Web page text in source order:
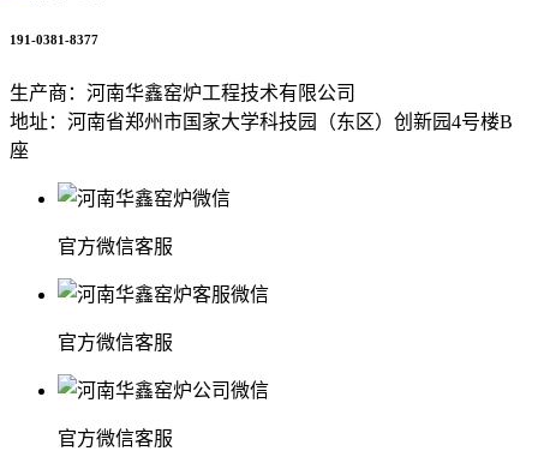
191-0381-8377
生产商：河南华鑫窑炉工程技术有限公司
地址：河南省郑州市国家大学科技园（东区）创新园4号楼B
座
官方微信客服
官方微信客服
官方微信客服